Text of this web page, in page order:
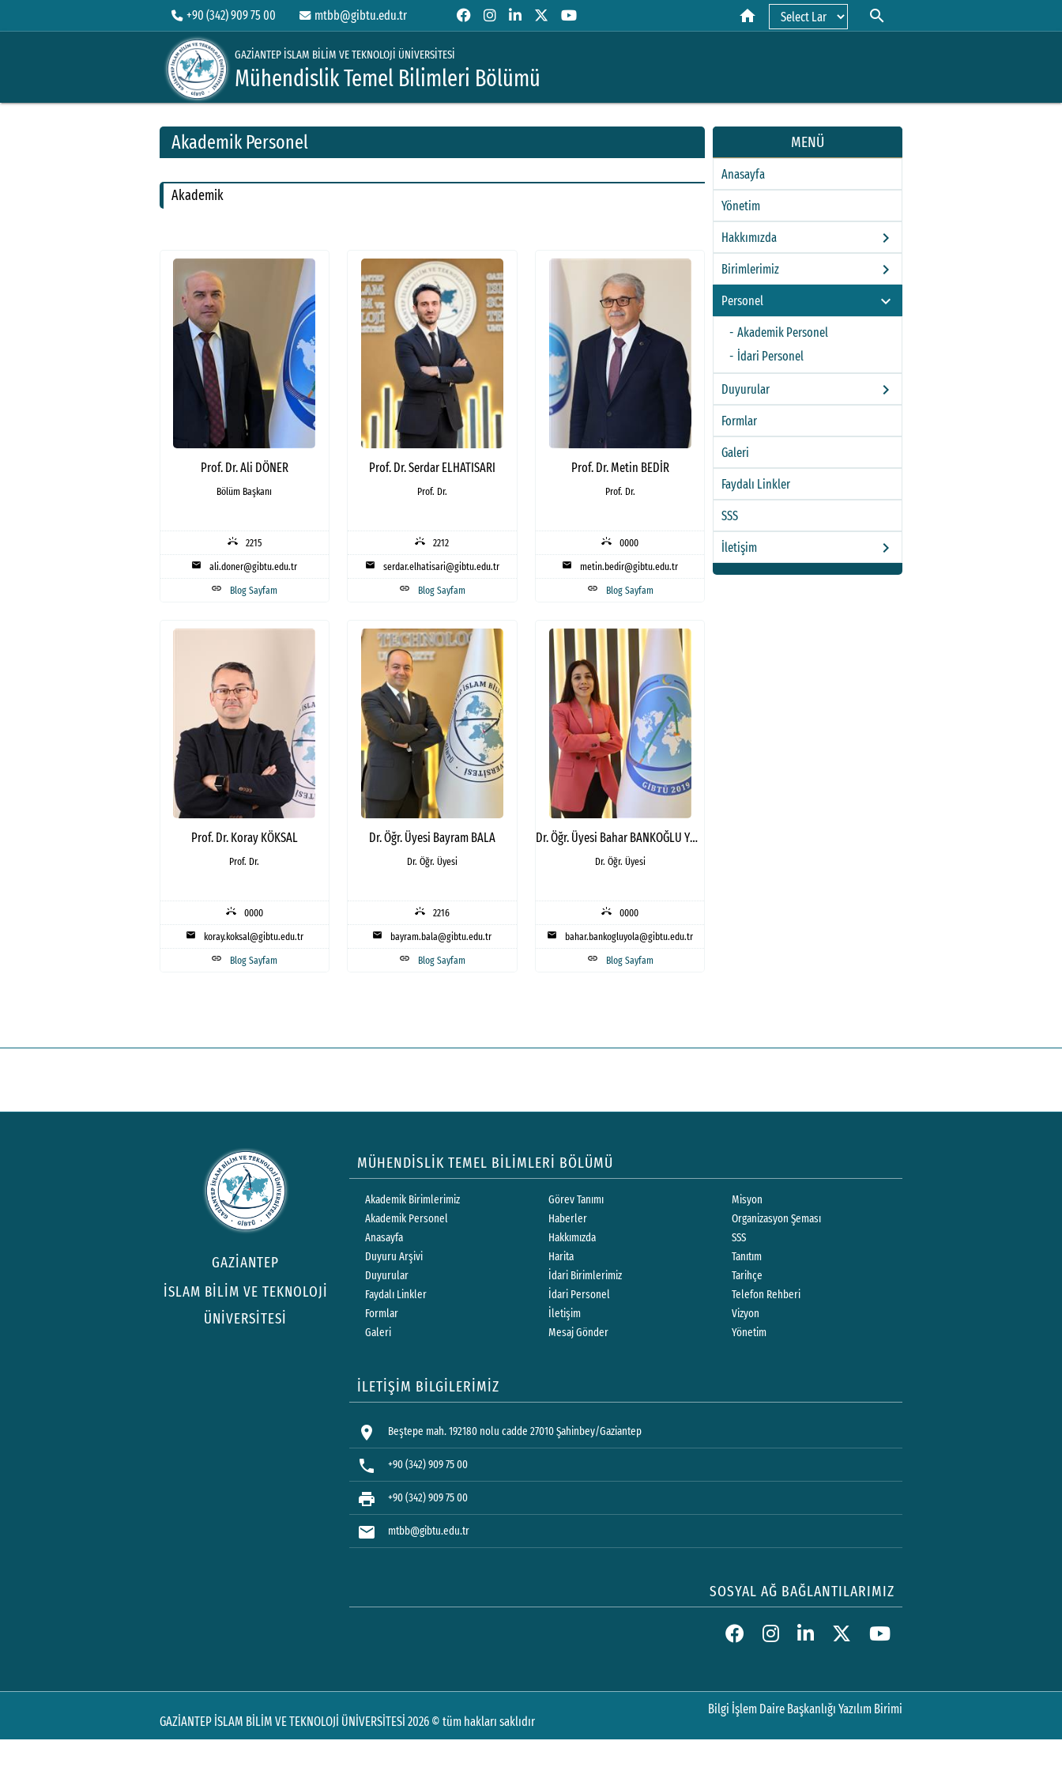
+90 (342) 909 75 00 mtbb@gibtu.edu.tr home search
GAZİANTEP İSLAM BİLİM VE TEKNOLOJİ ÜNİVERSİTESİ
Mühendislik Temel Bilimleri Bölümü
Akademik Personel
Akademik
Prof. Dr. Ali DÖNER
Bölüm Başkanı
ring_volume 2215
mail ali.doner@gibtu.edu.tr
link Blog Sayfam
Prof. Dr. Serdar ELHATISARI
Prof. Dr.
ring_volume 2212
mail serdar.elhatisari@gibtu.edu.tr
link Blog Sayfam
Prof. Dr. Metin BEDİR
Prof. Dr.
ring_volume 0000
mail metin.bedir@gibtu.edu.tr
link Blog Sayfam
Prof. Dr. Koray KÖKSAL
Prof. Dr.
ring_volume 0000
mail koray.koksal@gibtu.edu.tr
link Blog Sayfam
Dr. Öğr. Üyesi Bayram BALA
Dr. Öğr. Üyesi
ring_volume 2216
mail bayram.bala@gibtu.edu.tr
link Blog Sayfam
Dr. Öğr. Üyesi Bahar BANKOĞLU YOLA
Dr. Öğr. Üyesi
ring_volume 0000
mail bahar.bankogluyola@gibtu.edu.tr
link Blog Sayfam
MENÜ
Anasayfa
Yönetim
Hakkımızda keyboard_arrow_right
Birimlerimiz keyboard_arrow_right
Personel keyboard_arrow_right
Akademik Personel
İdari Personel
Duyurular keyboard_arrow_right
Formlar
Galeri
Faydalı Linkler
SSS
İletişim keyboard_arrow_right
GAZİANTEP
İSLAM BİLİM VE TEKNOLOJİ
ÜNİVERSİTESİ
MÜHENDİSLİK TEMEL BİLİMLERİ BÖLÜMÜ
Akademik Birimlerimiz
Akademik Personel
Anasayfa
Duyuru Arşivi
Duyurular
Faydalı Linkler
Formlar
Galeri
Görev Tanımı
Haberler
Hakkımızda
Harita
İdari Birimlerimiz
İdari Personel
İletişim
Mesaj Gönder
Misyon
Organizasyon Şeması
SSS
Tanıtım
Tarihçe
Telefon Rehberi
Vizyon
Yönetim
İLETİŞİM BİLGİLERİMİZ
location_on Beştepe mah. 192180 nolu cadde 27010 Şahinbey/Gaziantep
phone +90 (342) 909 75 00
print +90 (342) 909 75 00
mail mtbb@gibtu.edu.tr
SOSYAL AĞ BAĞLANTILARIMIZ
GAZİANTEP İSLAM BİLİM VE TEKNOLOJİ ÜNİVERSİTESİ 2026 © tüm hakları saklıdır
Bilgi İşlem Daire Başkanlığı Yazılım Birimi